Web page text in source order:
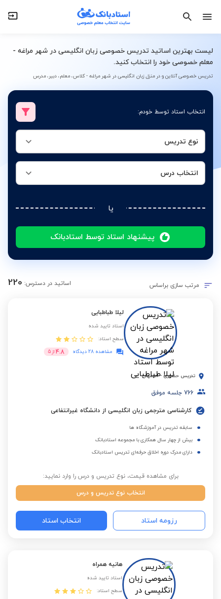
لیست بهترین اساتید تدریس خصوصی زبان انگلیسی در شهر مراغه -
معلم خصوصی خود را انتخاب کنید.
تدریس خصوصی آنلاین و در منزل زبان انگلیسی در شهر مراغه - کلاس، معلم، دبیر، مدرس
انتخاب استاد توسط خودم:
نوع تدریس
انتخاب درس
یا
پیشنهاد استاد توسط استادبانک
انتخاب درس
مرتب سازی براساس اساتید در دسترس: 220
لیلا طباطبایی
استاد تایید شده
سطح استاد:
مشاهده 28 دیدگاه
4.8 از 5
تدریس حضوری - اصفهان
766 جلسه موفق
کارشناسی مترجمی زبان انگلیسی از دانشگاه غیرانتفاعی
سابقه تدریس در آموزشگاه ها
بیش از چهار سال همکاری با مجموعه استادبانک
دارای مدرک دوره اخلاق حرفه‌ای تدریس استادبانک
برای مشاهده قیمت، نوع تدریس و درس را وارد نمایید:
انتخاب نوع تدریس و درس
رزومه استاد انتخاب استاد
هانیه همراه
استاد تایید شده
سطح استاد: